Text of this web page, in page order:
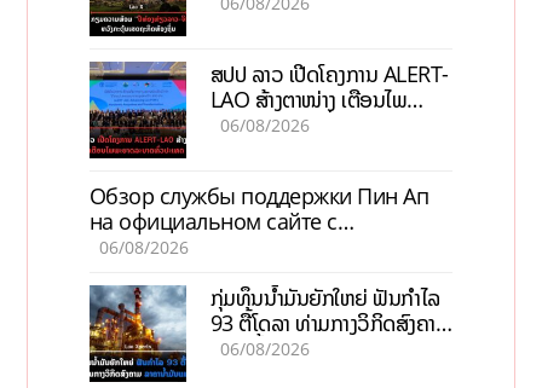
ສປປ ລາວ ເປີດໂຄງການ ALERT-
LAO ສ້າງຕາໜ່າງ ເຕືອນໄພ
ພະຍາດລະບາດທົ່ວປະເທດ
06/08/2026
Обзор службы поддержки Пин Ап
на официальном сайте с
актуальной информацией
06/08/2026
ກຸ່ມທຶນນ້ຳມັນຍັກໃຫຍ່ ຟັນກຳໄລ
93 ຕື້ໂດລາ ທ່າມກາງວິກິດສົງຄາມ
ລາຄານໍ້າມັນແພງ
06/08/2026